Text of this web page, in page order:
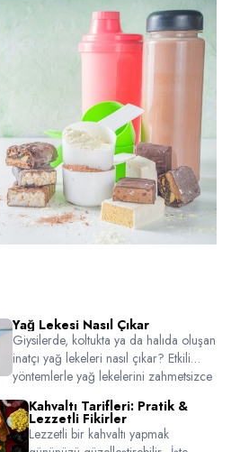
Yağ Lekesi Nasıl Çıkar
Giysilerde, koltukta ya da halıda oluşan
inatçı yağ lekeleri nasıl çıkar? Etkili
yöntemlerle yağ lekelerini zahmetsizce
rehberine göz atın!
Kahvaltı Tarifleri: Pratik &
Lezzetli Fikirler
Lezzetli bir kahvaltı yapmak